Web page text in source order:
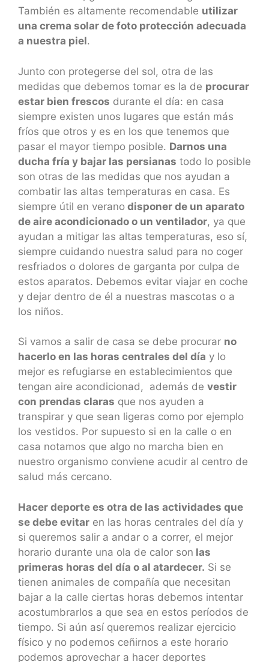
También es altamente recomendable utilizar
una crema solar de foto protección adecuada
a nuestra piel.
Junto con protegerse del sol, otra de las
medidas que debemos tomar es la de procurar
estar bien frescos durante el día: en casa
siempre existen unos lugares que están más
fríos que otros y es en los que tenemos que
pasar el mayor tiempo posible. Darnos una
ducha fría y bajar las persianas todo lo posible
son otras de las medidas que nos ayudan a
combatir las altas temperaturas en casa. Es
siempre útil en verano disponer de un aparato
de aire acondicionado o un ventilador, ya que
ayudan a mitigar las altas temperaturas, eso sí,
siempre cuidando nuestra salud para no coger
resfriados o dolores de garganta por culpa de
estos aparatos. Debemos evitar viajar en coche
y dejar dentro de él a nuestras mascotas o a
los niños.
Si vamos a salir de casa se debe procurar no
hacerlo en las horas centrales del día y lo
mejor es refugiarse en establecimientos que
tengan aire acondicionad, además de vestir
con prendas claras que nos ayuden a
transpirar y que sean ligeras como por ejemplo
los vestidos. Por supuesto si en la calle o en
casa notamos que algo no marcha bien en
nuestro organismo conviene acudir al centro de
salud más cercano.
Hacer deporte es otra de las actividades que
se debe evitar en las horas centrales del día y
si queremos salir a andar o a correr, el mejor
horario durante una ola de calor son las
primeras horas del día o al atardecer. Si se
tienen animales de compañía que necesitan
bajar a la calle ciertas horas debemos intentar
acostumbrarlos a que sea en estos períodos de
tiempo. Si aún así queremos realizar ejercicio
físico y no podemos ceñirnos a este horario
podemos aprovechar a hacer deportes